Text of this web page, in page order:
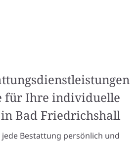
für Ihre individuelle
Bad Friedrichshall
Bestattung persönlich und